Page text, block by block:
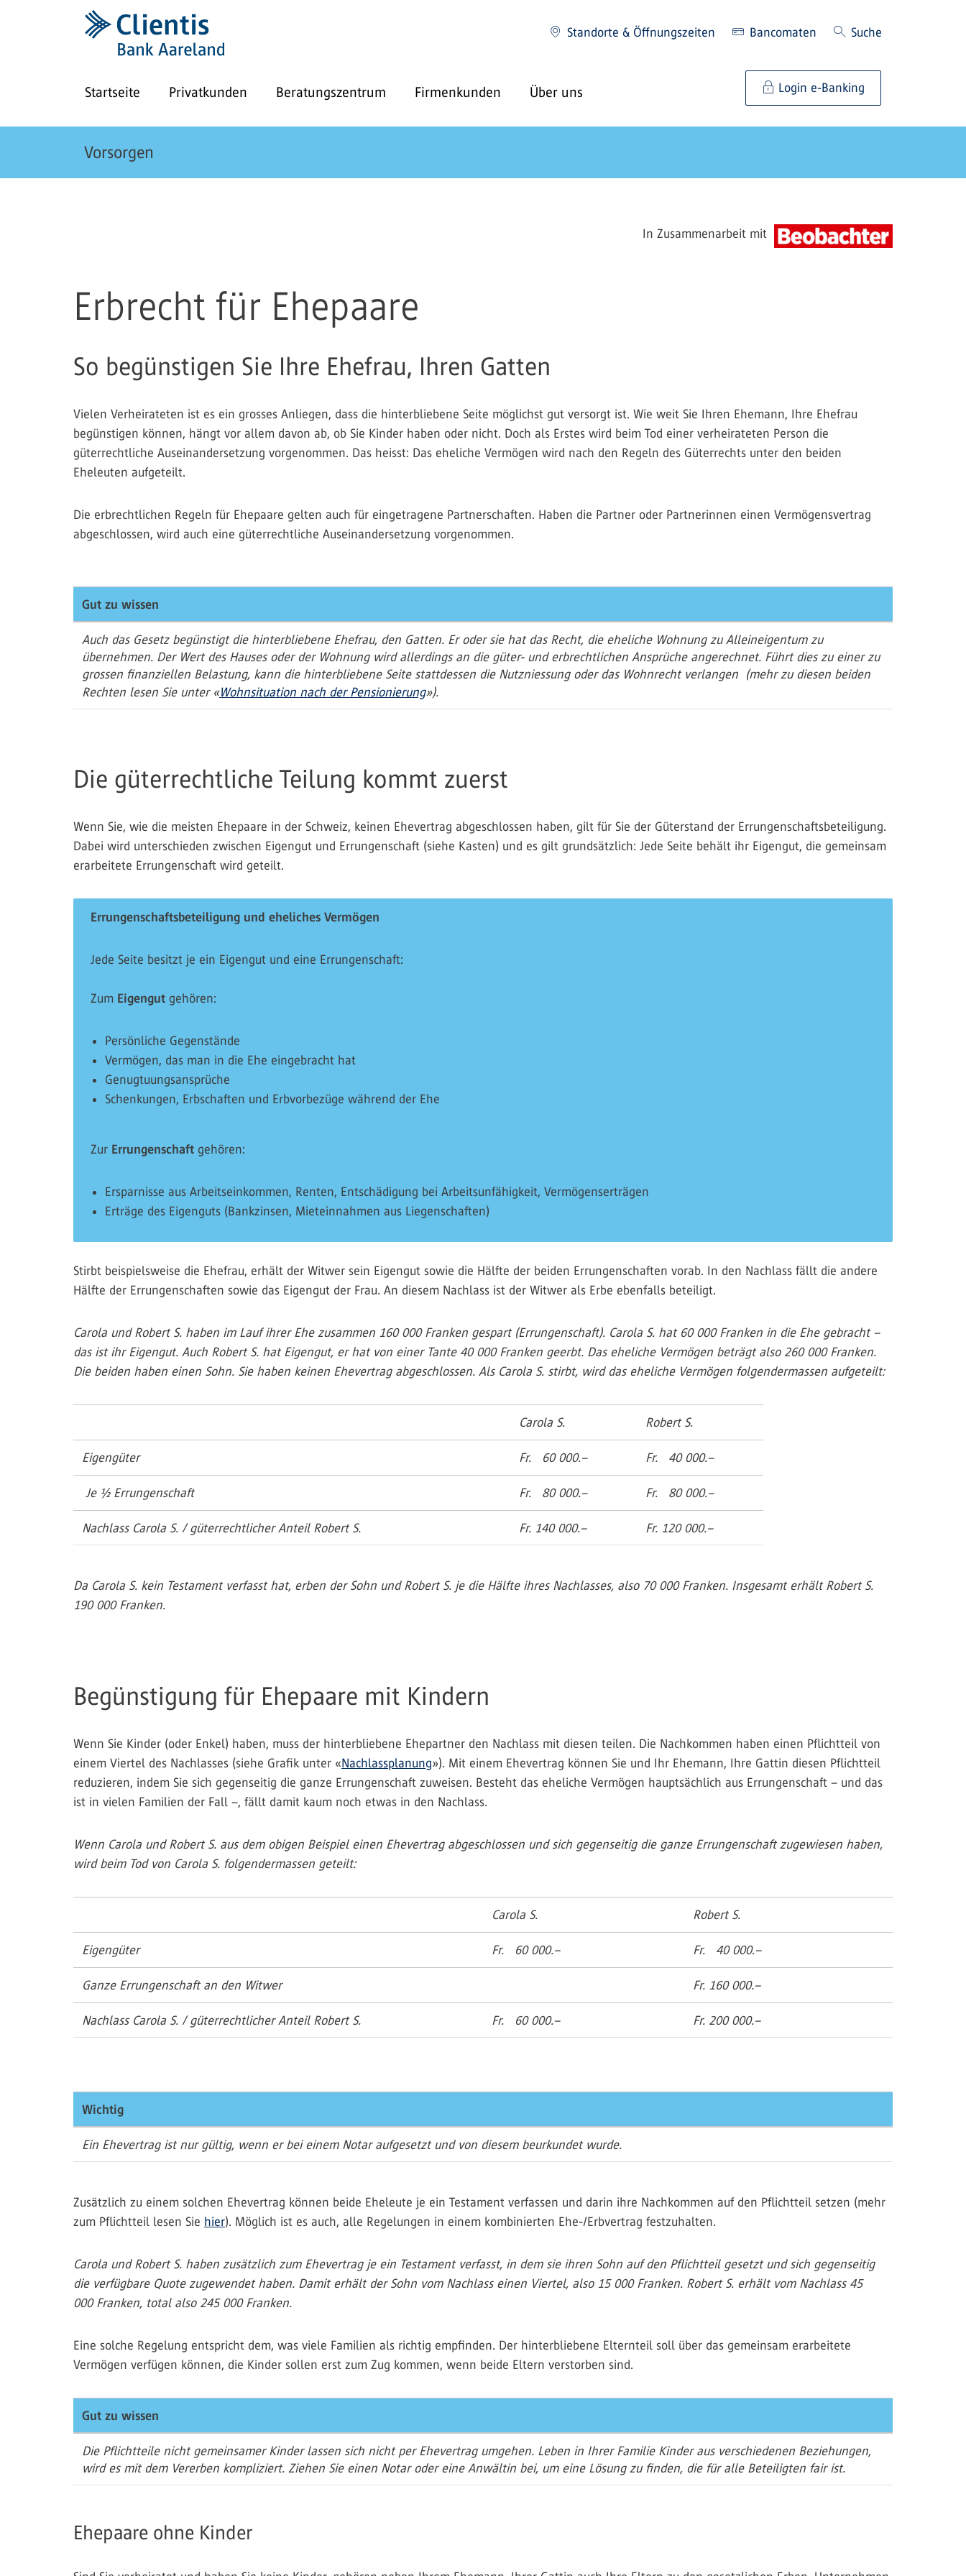
Standorte & Öffnungszeiten Bancomaten Suche
Startseite Privatkunden Beratungszentrum Firmenkunden Über uns Login e-Banking
Vorsorgen
In Zusammenarbeit mit
Erbrecht für Ehepaare
So begünstigen Sie Ihre Ehefrau, Ihren Gatten
Vielen Verheirateten ist es ein grosses Anliegen, dass die hinterbliebene Seite möglichst gut versorgt ist. Wie weit Sie Ihren Ehemann, Ihre Ehefrau
begünstigen können, hängt vor allem davon ab, ob Sie Kinder haben oder nicht. Doch als Erstes wird beim Tod einer verheirateten Person die
güterrechtliche Auseinandersetzung vorgenommen. Das heisst: Das eheliche Vermögen wird nach den Regeln des Güterrechts unter den beiden
Eheleuten aufgeteilt.
Die erbrechtlichen Regeln für Ehepaare gelten auch für eingetragene Partnerschaften. Haben die Partner oder Partnerinnen einen Vermögensvertrag
abgeschlossen, wird auch eine güterrechtliche Auseinandersetzung vorgenommen.
Gut zu wissen
Auch das Gesetz begünstigt die hinterbliebene Ehefrau, den Gatten. Er oder sie hat das Recht, die eheliche Wohnung zu Alleineigentum zu
übernehmen. Der Wert des Hauses oder der Wohnung wird allerdings an die güter- und erbrechtlichen Ansprüche angerechnet. Führt dies zu einer zu
grossen finanziellen Belastung, kann die hinterbliebene Seite stattdessen die Nutzniessung oder das Wohnrecht verlangen (mehr zu diesen beiden
Rechten lesen Sie unter «Wohnsituation nach der Pensionierung»).
Die güterrechtliche Teilung kommt zuerst
Wenn Sie, wie die meisten Ehepaare in der Schweiz, keinen Ehevertrag abgeschlossen haben, gilt für Sie der Güterstand der Errungenschaftsbeteiligung.
Dabei wird unterschieden zwischen Eigengut und Errungenschaft (siehe Kasten) und es gilt grundsätzlich: Jede Seite behält ihr Eigengut, die gemeinsam
erarbeitete Errungenschaft wird geteilt.
Errungenschaftsbeteiligung und eheliches Vermögen
Jede Seite besitzt je ein Eigengut und eine Errungenschaft:
Zum Eigengut gehören:
Persönliche Gegenstände
Vermögen, das man in die Ehe eingebracht hat
Genugtuungsansprüche
Schenkungen, Erbschaften und Erbvorbezüge während der Ehe
Zur Errungenschaft gehören:
Ersparnisse aus Arbeitseinkommen, Renten, Entschädigung bei Arbeitsunfähigkeit, Vermögenserträgen
Erträge des Eigenguts (Bankzinsen, Mieteinnahmen aus Liegenschaften)
Stirbt beispielsweise die Ehefrau, erhält der Witwer sein Eigengut sowie die Hälfte der beiden Errungenschaften vorab. In den Nachlass fällt die andere
Hälfte der Errungenschaften sowie das Eigengut der Frau. An diesem Nachlass ist der Witwer als Erbe ebenfalls beteiligt.
Carola und Robert S. haben im Lauf ihrer Ehe zusammen 160 000 Franken gespart (Errungenschaft). Carola S. hat 60 000 Franken in die Ehe gebracht –
das ist ihr Eigengut. Auch Robert S. hat Eigengut, er hat von einer Tante 40 000 Franken geerbt. Das eheliche Vermögen beträgt also 260 000 Franken.
Die beiden haben einen Sohn. Sie haben keinen Ehevertrag abgeschlossen. Als Carola S. stirbt, wird das eheliche Vermögen folgendermassen aufgeteilt:
Carola S. Robert S.
Eigengüter Fr. 60 000.– Fr. 40 000.–
Je ½ Errungenschaft Fr. 80 000.– Fr. 80 000.–
Nachlass Carola S. / güterrechtlicher Anteil Robert S. Fr. 140 000.– Fr. 120 000.–
Da Carola S. kein Testament verfasst hat, erben der Sohn und Robert S. je die Hälfte ihres Nachlasses, also 70 000 Franken. Insgesamt erhält Robert S.
190 000 Franken.
Begünstigung für Ehepaare mit Kindern
Wenn Sie Kinder (oder Enkel) haben, muss der hinterbliebene Ehepartner den Nachlass mit diesen teilen. Die Nachkommen haben einen Pflichtteil von
einem Viertel des Nachlasses (siehe Grafik unter «Nachlassplanung»). Mit einem Ehevertrag können Sie und Ihr Ehemann, Ihre Gattin diesen Pflichtteil
reduzieren, indem Sie sich gegenseitig die ganze Errungenschaft zuweisen. Besteht das eheliche Vermögen hauptsächlich aus Errungenschaft – und das
ist in vielen Familien der Fall –, fällt damit kaum noch etwas in den Nachlass.
Wenn Carola und Robert S. aus dem obigen Beispiel einen Ehevertrag abgeschlossen und sich gegenseitig die ganze Errungenschaft zugewiesen haben,
wird beim Tod von Carola S. folgendermassen geteilt:
Carola S. Robert S.
Eigengüter Fr. 60 000.– Fr. 40 000.–
Ganze Errungenschaft an den Witwer Fr. 160 000.–
Nachlass Carola S. / güterrechtlicher Anteil Robert S. Fr. 60 000.– Fr. 200 000.–
Wichtig
Ein Ehevertrag ist nur gültig, wenn er bei einem Notar aufgesetzt und von diesem beurkundet wurde.
Zusätzlich zu einem solchen Ehevertrag können beide Eheleute je ein Testament verfassen und darin ihre Nachkommen auf den Pflichtteil setzen (mehr
zum Pflichtteil lesen Sie hier). Möglich ist es auch, alle Regelungen in einem kombinierten Ehe-/Erbvertrag festzuhalten.
Carola und Robert S. haben zusätzlich zum Ehevertrag je ein Testament verfasst, in dem sie ihren Sohn auf den Pflichtteil gesetzt und sich gegenseitig
die verfügbare Quote zugewendet haben. Damit erhält der Sohn vom Nachlass einen Viertel, also 15 000 Franken. Robert S. erhält vom Nachlass 45
000 Franken, total also 245 000 Franken.
Eine solche Regelung entspricht dem, was viele Familien als richtig empfinden. Der hinterbliebene Elternteil soll über das gemeinsam erarbeitete
Vermögen verfügen können, die Kinder sollen erst zum Zug kommen, wenn beide Eltern verstorben sind.
Gut zu wissen
Die Pflichtteile nicht gemeinsamer Kinder lassen sich nicht per Ehevertrag umgehen. Leben in Ihrer Familie Kinder aus verschiedenen Beziehungen,
wird es mit dem Vererben kompliziert. Ziehen Sie einen Notar oder eine Anwältin bei, um eine Lösung zu finden, die für alle Beteiligten fair ist.
Ehepaare ohne Kinder